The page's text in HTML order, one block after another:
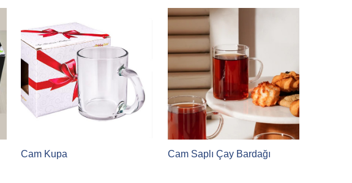
Cam Kupa Cam Saplı Çay Bardağı